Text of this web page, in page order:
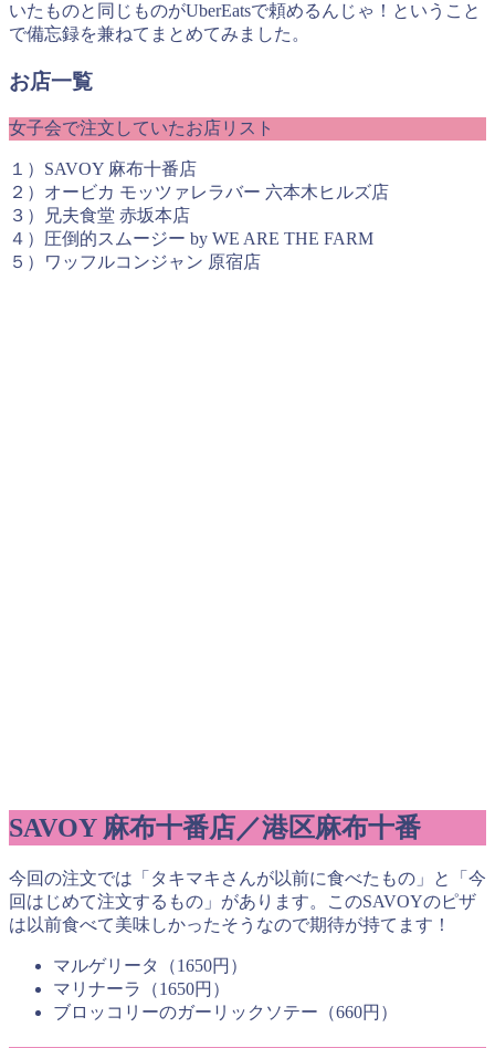
いたものと同じものがUberEatsで頼めるんじゃ！ということ
で備忘録を兼ねてまとめてみました。
お店一覧
女子会で注文していたお店リスト
１）SAVOY 麻布十番店
２）オービカ モッツァレラバー 六本木ヒルズ店
３）兄夫食堂 赤坂本店
４）圧倒的スムージー by WE ARE THE FARM
５）ワッフルコンジャン 原宿店
SAVOY 麻布十番店／港区麻布十番
今回の注文では「タキマキさんが以前に食べたもの」と「今
回はじめて注文するもの」があります。このSAVOYのピザ
は以前食べて美味しかったそうなので期待が持てます！
マルゲリータ（1650円）
マリナーラ（1650円）
ブロッコリーのガーリックソテー（660円）